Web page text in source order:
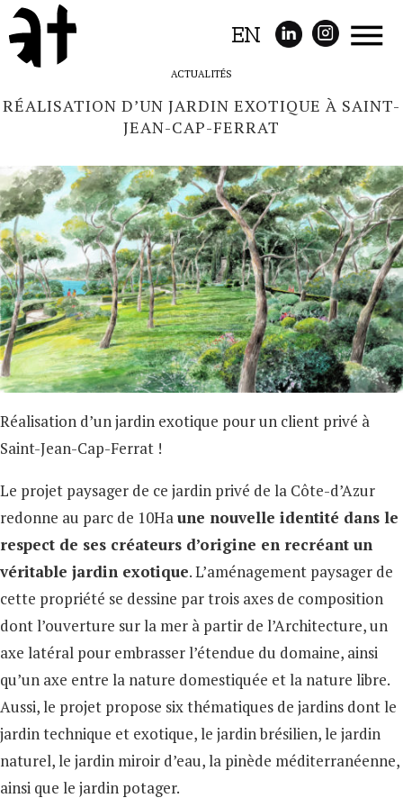
EN
ACTUALITÉS
RÉALISATION D’UN JARDIN EXOTIQUE À SAINT-
JEAN-CAP-FERRAT
Réalisation d’un jardin exotique pour un client privé à
Saint-Jean-Cap-Ferrat !
Le projet paysager de ce jardin privé de la Côte-d’Azur
redonne au parc de 10Haune nouvelle identité dans le
respect de ses créateurs d’origine en recréant un
véritable jardin exotique. L’aménagement paysager de
cette propriété se dessine par trois axes de composition
dont l’ouverture sur la mer à partir de l’Architecture, un
axe latéral pour embrasser l’étendue du domaine, ainsi
qu’un axe entre la nature domestiquée et la nature libre.
Aussi, le projet propose six thématiques de jardins dont le
jardin technique et exotique, le jardin brésilien, le jardin
naturel, le jardin miroir d’eau, la pinède méditerranéenne,
ainsi que le jardin potager.